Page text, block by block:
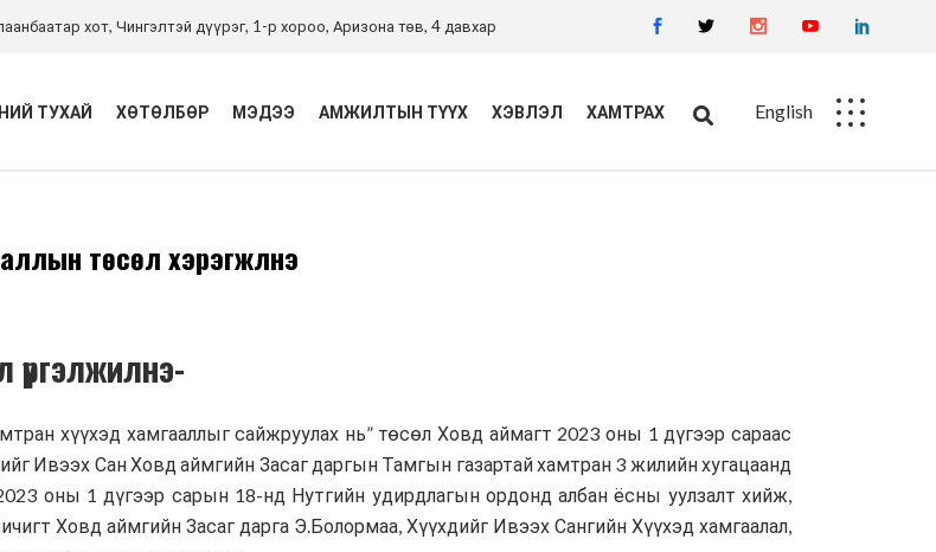
хот, Чингэлтэй дүүрэг, 1-р хороо, Аризона төв, 4 давхар
ТУХАЙ
баг
ХӨТӨЛБӨР
хөтөлбөр
Хүүхдийн ядуурлыг
бууруулах хөтөлбөр
Эрүүл мэндийн төсөл
МЭДЭЭ АМЖИЛТЫН ТҮҮХ ХЭВЛЭЛ ХАМТРАХ English
төсөл хэрэгжүүлнэ
үргэлжилнэ-
хүүхэд хамгааллыг сайжруулах нь” төсөл Ховд аймагт 2023 оны 1 дүгээр сараас
Ивээх Сан Ховд аймгийн Засаг даргын Тамгын газартай хамтран 3 жилийн хугацаанд
оны 1 дүгээр сарын 18-нд Нутгийн удирдлагын ордонд албан ёсны уулзалт хийж,
Ховд аймгийн Засаг дарга Э.Болормаа, Хүүхдийг Ивээх Сангийн Хүүхэд хамгаалал,